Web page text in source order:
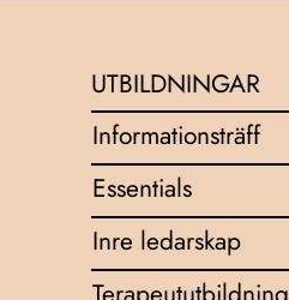
UTBILDNINGAR
Informationsträff
Essentials
Inre ledarskap